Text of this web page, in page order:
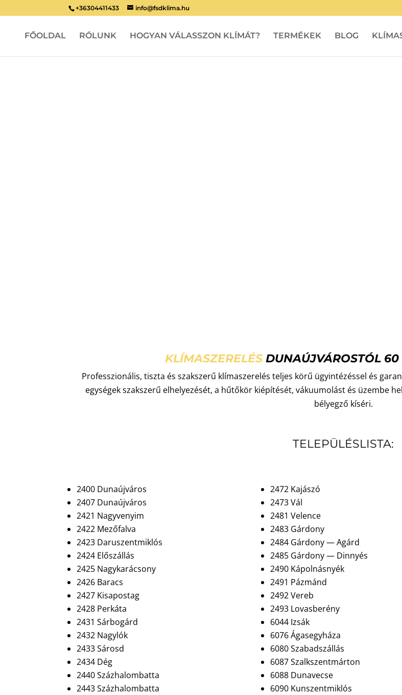
+36304411433 info@fsdklima.hu
FŐOLDAL RÓLUNK HOGYAN VÁLASSZON KLÍMÁT? TERMÉKEK BLOG
KLÍMASZERELÉS DUNAÚJVÁROSTÓL 60
Professzionális, tiszta és szakszerű klímaszerelés teljes körű ügyintézéssel és
egységek szakszerű elhelyezését, a hűtőkör kiépítését, vákuumolást és üzembe
bélyegző kíséri.
TELEPÜLÉSLISTA:
2400 Dunaújváros
2407 Dunaújváros
2421 Nagyvenyim
2422 Mezőfalva
2423 Daruszentmiklós
2424 Előszállás
2425 Nagykarácsony
2426 Baracs
2427 Kisapostag
2428 Perkáta
2431 Sárbogárd
2432 Nagylók
2433 Sárosd
2434 Dég
2440 Százhalombatta
2443 Százhalombatta
2472 Kajászó
2473 Vál
2481 Velence
2483 Gárdony
2484 Gárdony — Agárd
2485 Gárdony — Dinnyés
2490 Kápolnásnyék
2491 Pázmánd
2492 Vereb
2493 Lovasberény
6044 Izsák
6076 Ágasegyháza
6080 Szabadszállás
6087 Szalkszentmárton
6088 Dunavecse
6090 Kunszentmiklós